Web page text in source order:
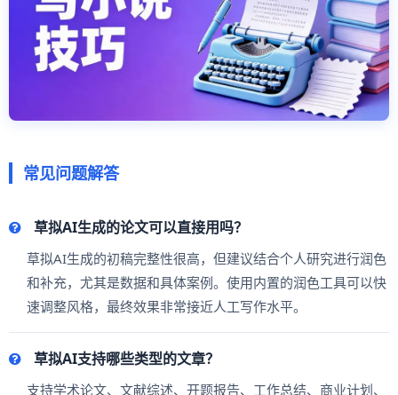
常见问题解答
草拟AI生成的论文可以直接用吗？
草拟AI生成的初稿完整性很高，但建议结合个人研究进行润色
和补充，尤其是数据和具体案例。使用内置的润色工具可以快
速调整风格，最终效果非常接近人工写作水平。
草拟AI支持哪些类型的文章？
支持学术论文、文献综述、开题报告、工作总结、商业计划、